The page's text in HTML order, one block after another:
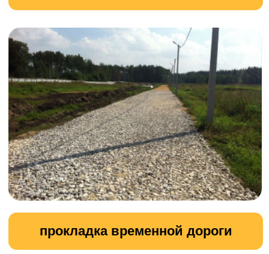
Подготовка участка к строительству
Наша компания предлагает
профессиональные услуги по
подготовке участка к строительству.
Мы берём на себя все необходимые
работы, чтобы обеспечить
качественное и безопасное начало
строительства.